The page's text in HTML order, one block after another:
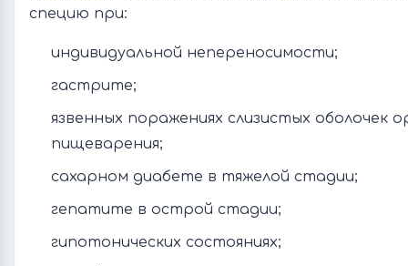
специю при:
индивидуальной непереносимости;
гастрите;
язвенных поражениях слизистых оболочек
пищеварения;
сахарном диабете в тяжелой стадии;
гепатите в острой стадии;
гипотонических состояниях;